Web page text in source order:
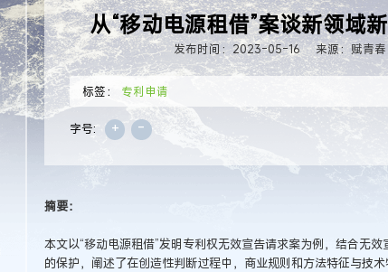
从“移动电源租借”案谈新领域
发布时间：2023-05-16 来源：赋青春
标签： 专利申请
字号: + -
摘要：
本文以“移动电源租借”发明专利权无效宣告请求案为例，结合无
的保护，阐述了在创造性判断过程中，商业规则和方法特征与技